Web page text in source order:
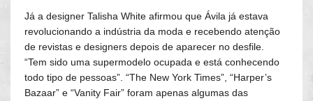
Já a designer Talisha White afirmou que Ávila já estava
revolucionando a indústria da moda e recebendo atenção
de revistas e designers depois de aparecer no desfile.
“Tem sido uma supermodelo ocupada e está conhecendo
todo tipo de pessoas”. “The New York Times”, “Harper’s
Bazaar” e “Vanity Fair” foram apenas algumas das